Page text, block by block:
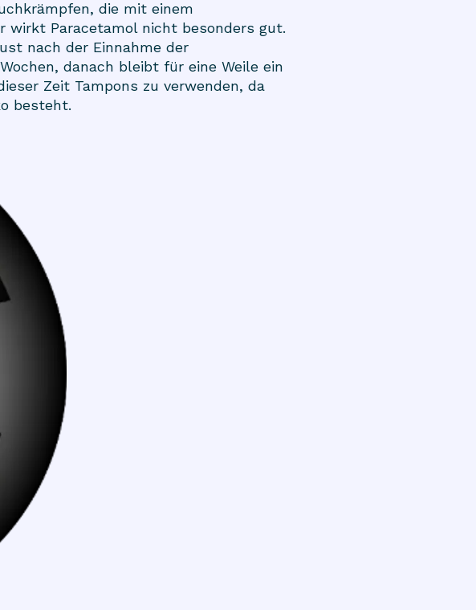
die mit einem
wirkt Paracetamol nicht besonders gut.
nach der Einnahme der
danach bleibt für eine Weile ein
Zeit Tampons zu verwenden, da
besteht.